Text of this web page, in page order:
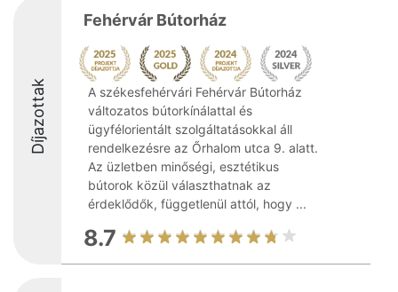
Díjazottak
Fehérvár Bútorház
A székesfehérvári Fehérvár Bútorház
változatos bútorkínálattal és
ügyfélorientált szolgáltatásokkal áll
rendelkezésre az Őrhalom utca 9. alatt.
Az üzletben minőségi, esztétikus
bútorok közül választhatnak az
érdeklődők, függetlenül attól, hogy ...
8.7